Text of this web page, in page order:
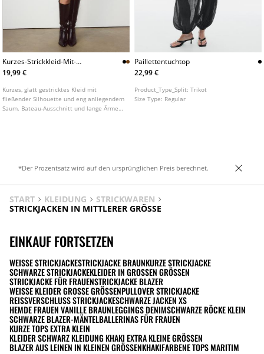
Kurzes-Strickkleid-Mit-
Bateauausschnitt
19,99 €
Kurzes, glatt gestricktes Kleid mit
fließender Silhouette und eng anliegendem
Saum. Bateau-Ausschnitt und lange Ärmel
Paillettentuchtop
22,99 €
Product_Type_Split:Trikot
Size Type: Regular
*Der Prozentsatz wird auf den ursprünglichen Preis berechnet.
START KLEIDUNG
STRICKWAREN
STRICKJACKEN IN MITTLERER GRÖSSE
EINKAUF FORTSETZEN
WEISSE STRICKJACKE STRICKJACKE BRAUNKURZE STRICKJACKE
SCHWARZE STRICKJACKEKLEIDER IN GROSSEN GRÖSSEN
STRICKJACKE FÜR FRAUENSTRICKJACKE BLAZER
WEISSE KLEIDER GROSSE GRÖSSEN PULLOVER STRICKJACKE
REISSVERSCHLUSS STRICKJACKE SCHWARZE JACKEN XS
HEMDE FRAUEN VANILLE BRAUNLEGGINGS DENIMSCHWARZE RÖCKE KLEIN
SCHWARZE BLAZER-MÄNTELBALLERINAS FÜR FRAUEN
KURZE TOPS EXTRA KLEIN
KLEIDER SCHWARZ KLEIDUNG KHAKI EXTRA KLEINE GRÖSSEN
BLAZER AUS LEINEN IN KLEINEN GRÖSSEN KHAKIFARBENE TOPS MARITIM